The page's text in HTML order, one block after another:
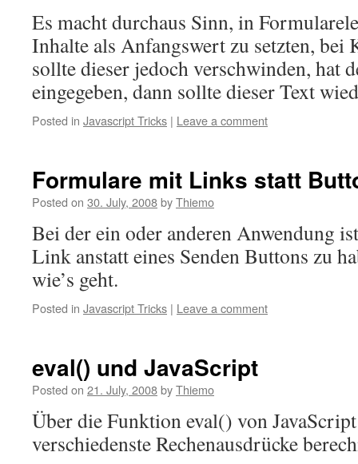
Es macht durchaus Sinn, in
Inhalte als Anfangswert zu setzten, bei
sollte dieser jedoch verschwinden, hat
eingegeben, dann sollte dieser Text
Posted in Javascript Tricks | Leave a comment
Formulare mit Links statt
Posted on 30. July, 2008byThiemo
Bei der ein oder anderen Anwendung
Link anstatt eines Senden Buttons zu
wie’s geht.
Posted in Javascript Tricks | Leave a comment
eval() und JavaScript
Posted on 21. July, 2008byThiemo
Über die Funktion eval() von
verschiedenste Rechenausdrücke